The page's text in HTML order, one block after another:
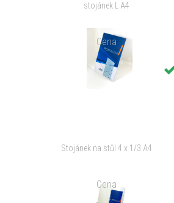
stojánek L A4
Cena
Stojánek na stůl 4 x 1/3 A4
Cena